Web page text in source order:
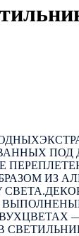
ПОД
ИЗ